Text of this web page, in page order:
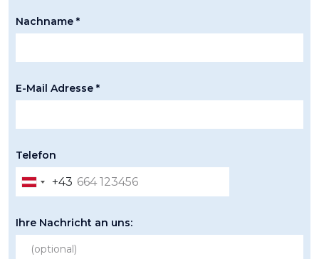
Nachname *
E-Mail Adresse *
Telefon
Austria
+43
+43
Ihre Nachricht an uns: